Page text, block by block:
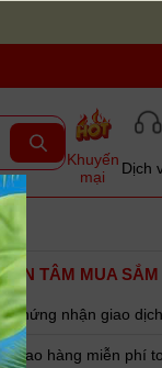
Khuyến
mại
Dịch
YÊN TÂM MUA SẮM
Chứng nhận giao
Giao hàng miễn phí